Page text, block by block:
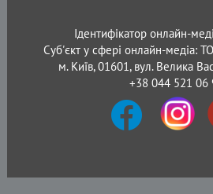
Ідентифікатор онлайн-
Суб'єкт у сфері онлайн-медіа:
м. Київ, 01601, вул. Велика
+38 044 521 06